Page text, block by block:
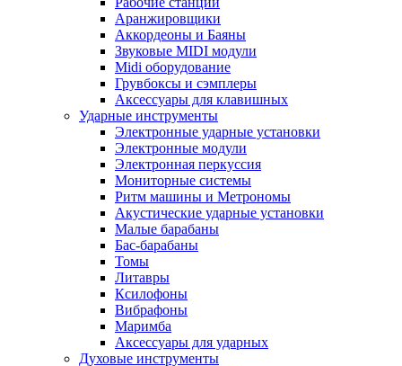
Аранжировщики
Аккордеоны и Баяны
Звуковые MIDI модули
Midi оборудование
Грувбоксы и сэмплеры
Аксессуары для клавишных
Ударные инструменты
Электронные ударные установки
Электронные модули
Электронная перкуссия
Мониторные системы
Ритм машины и Метрономы
Акустические ударные установки
Малые барабаны
Бас-барабаны
Томы
Литавры
Ксилофоны
Вибрафоны
Маримба
Аксессуары для ударных
Духовые инструменты